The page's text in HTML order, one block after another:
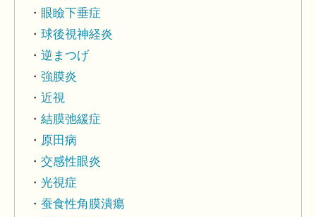
眼瞼下垂症
球後視神経炎
逆まつげ
強膜炎
近視
結膜弛緩症
原田病
交感性眼炎
光視症
蚕食性角膜潰瘍